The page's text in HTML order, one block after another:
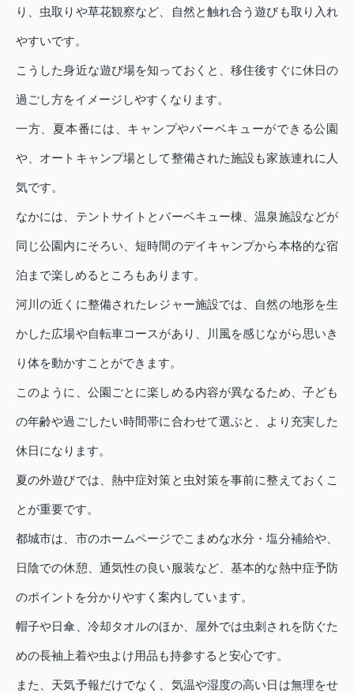
り、虫取りや草花観察など、自然と触れ合う遊びも取り入れ
やすいです。
こうした身近な遊び場を知っておくと、移住後すぐに休日の
過ごし方をイメージしやすくなります。
一方、夏本番には、キャンプやバーベキューができる公園
や、オートキャンプ場として整備された施設も家族連れに人
気です。
なかには、テントサイトとバーベキュー棟、温泉施設などが
同じ公園内にそろい、短時間のデイキャンプから本格的な宿
泊まで楽しめるところもあります。
河川の近くに整備されたレジャー施設では、自然の地形を生
かした広場や自転車コースがあり、川風を感じながら思いき
り体を動かすことができます。
このように、公園ごとに楽しめる内容が異なるため、子ども
の年齢や過ごしたい時間帯に合わせて選ぶと、より充実した
休日になります。
夏の外遊びでは、熱中症対策と虫対策を事前に整えておくこ
とが重要です。
都城市は、市のホームページでこまめな水分・塩分補給や、
日陰での休憩、通気性の良い服装など、基本的な熱中症予防
のポイントを分かりやすく案内しています。
帽子や日傘、冷却タオルのほか、屋外では虫刺されを防ぐた
めの長袖上着や虫よけ用品も持参すると安心です。
また、天気予報だけでなく、気温や湿度の高い日は無理をせ